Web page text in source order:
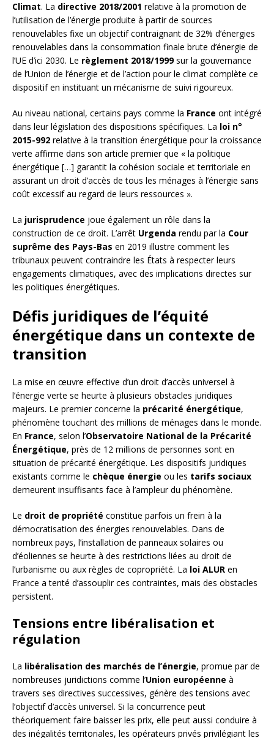
Climat. La directive 2018/2001 relative à la promotion de
l’utilisation de l’énergie produite à partir de sources
renouvelables fixe un objectif contraignant de 32% d’énergies
renouvelables dans la consommation finale brute d’énergie de
l’UE d’ici 2030. Le règlement 2018/1999sur la gouvernance
de l’Union de l’énergie et de l’action pour le climat complète ce
dispositif en instituant un mécanisme de suivi rigoureux.
Au niveau national, certains pays comme la France ont intégré
dans leur législation des dispositions spécifiques. La loi n°
2015-992 relative à la transition énergétique pour la croissance
verte affirme dans son article premier que « la politique
énergétique […] garantit la cohésion sociale et territoriale en
assurant un droit d’accès de tous les ménages à l’énergie sans
coût excessif au regard de leurs ressources ».
La jurisprudence joue également un rôle dans la
construction de ce droit. L’arrêt Urgenda rendu par la Cour
suprême des Pays-Bas en 2019 illustre comment les
tribunaux peuvent contraindre les États à respecter leurs
engagements climatiques, avec des implications directes sur
les politiques énergétiques.
Défis juridiques de l’équité
énergétique dans un contexte de
transition
La mise en œuvre effective d’un droit d’accès universel à
l’énergie verte se heurte à plusieurs obstacles juridiques
majeurs. Le premier concerne la précarité énergétique,
phénomène touchant des millions de ménages dans le monde.
En France, selon l’Observatoire National de la Précarité
Énergétique, près de 12 millions de personnes sont en
situation de précarité énergétique. Les dispositifs juridiques
existants comme le chèque énergie ou les tarifs sociaux
demeurent insuffisants face à l’ampleur du phénomène.
Le droit de propriété constitue parfois un frein à la
démocratisation des énergies renouvelables. Dans de
nombreux pays, l’installation de panneaux solaires ou
d’éoliennes se heurte à des restrictions liées au droit de
l’urbanisme ou aux règles de copropriété. La loi ALUR en
France a tenté d’assouplir ces contraintes, mais des obstacles
persistent.
Tensions entre libéralisation et
régulation
La libéralisation des marchés de l’énergie, promue par de
nombreuses juridictions comme l’Union européenne à
travers ses directives successives, génère des tensions avec
l’objectif d’accès universel. Si la concurrence peut
théoriquement faire baisser les prix, elle peut aussi conduire à
des inégalités territoriales, les opérateurs privés privilégiant les